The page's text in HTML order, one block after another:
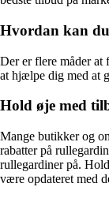
Hvordan kan
Der er flere måder
at hjælpe dig med at
Hold øje med
Mange butikker og
rabatter på
rullegardiner på.
være opdateret med